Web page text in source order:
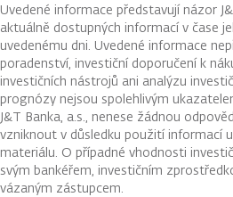
Uvedené informace představují názor
aktuálně dostupných informací v čase
uvedenému dni. Uvedené informace
poradenství, investiční doporučení k
investičních nástrojů ani analýzu
prognózy nejsou spolehlivým
J&T Banka, a.s., nenese žádnou
vzniknout v důsledku použití informací
materiálu. O případné vhodnosti
svým bankéřem, investičním
vázaným zástupcem.